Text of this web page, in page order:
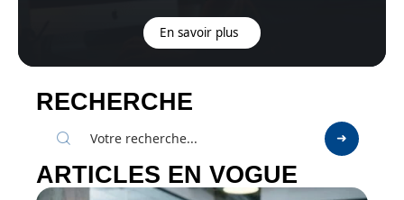
En savoir plus
RECHERCHE
ARTICLES EN VOGUE